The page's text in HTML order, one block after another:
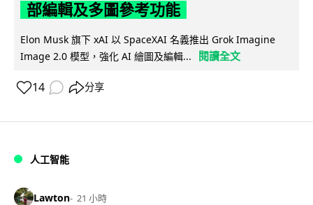
部編輯及多圖參考功能
Elon Musk 旗下 xAI 以 SpaceXAI 名義推出 Grok Imagine
Image 2.0 模型，強化 AI 繪圖及編輯...
閱讀全文
14 分享
人工智能
Lawton 21 小時